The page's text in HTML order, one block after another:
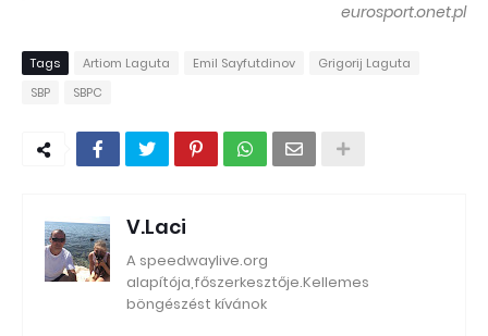
eurosport.onet.pl
Tags Artiom Laguta Emil Sayfutdinov
Grigorij Laguta
SBP
SBPC
V.Laci
A speedwaylive.org
alapítója,főszerkesztője.Kellemes
böngészést kívánok